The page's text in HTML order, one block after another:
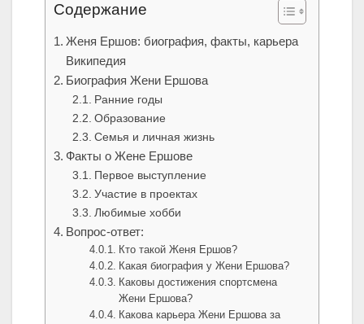
Содержание
Женя Ершов: биография, факты, карьера
Википедия
Биография Жени Ершова
Ранние годы
Образование
Семья и личная жизнь
Факты о Жене Ершове
Первое выступление
Участие в проектах
Любимые хобби
Вопрос-ответ:
Кто такой Женя Ершов?
Какая биография у Жени Ершова?
Каковы достижения спортсмена
Жени Ершова?
Какова карьера Жени Ершова за